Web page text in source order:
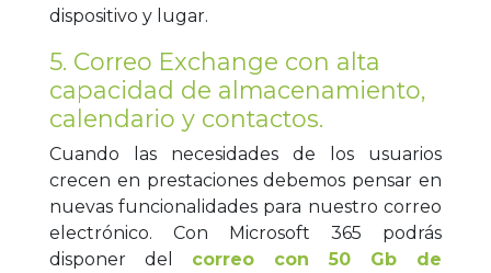
dispositivo y lugar.
5. Correo Exchange con alta
capacidad de almacenamiento,
calendario y contactos.
Cuando las necesidades de los usuarios
crecen en prestaciones debemos pensar en
nuevas funcionalidades para nuestro correo
electrónico. Con Microsoft 365 podrás
disponer del correo con 50 Gb de